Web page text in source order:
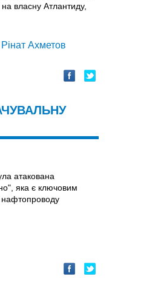
власну Атлантиду,
Рінат Ахметов
атакована
яка є ключовим
нафтопроводу